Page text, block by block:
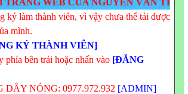
WEB CỦA NGUYỄN VĂN TÌNH -
ký làm thành viên, vì vậy chưa thể tải được
mình.
KÝ THÀNH VIÊN]
phía bên trái hoặc nhấn vào [ĐĂNG
DÂY NÓNG: 0977.972.932 [ADMIN]